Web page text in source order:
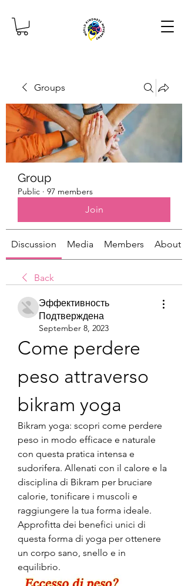
Groups
Group
Public · 97 members
Join
Discussion Media Members About
Back
Эффективность
Подтверждена
September 8, 2023
Come perdere
peso attraverso
bikram yoga
Bikram yoga: scopri come perdere
peso in modo efficace e naturale
con questa pratica intensa e
sudorifera. Allenati con il calore e la
disciplina di Bikram per bruciare
calorie, tonificare i muscoli e
raggiungere la tua forma ideale.
Approfitta dei benefici unici di
questa forma di yoga per ottenere
un corpo sano, snello e in
equilibrio.